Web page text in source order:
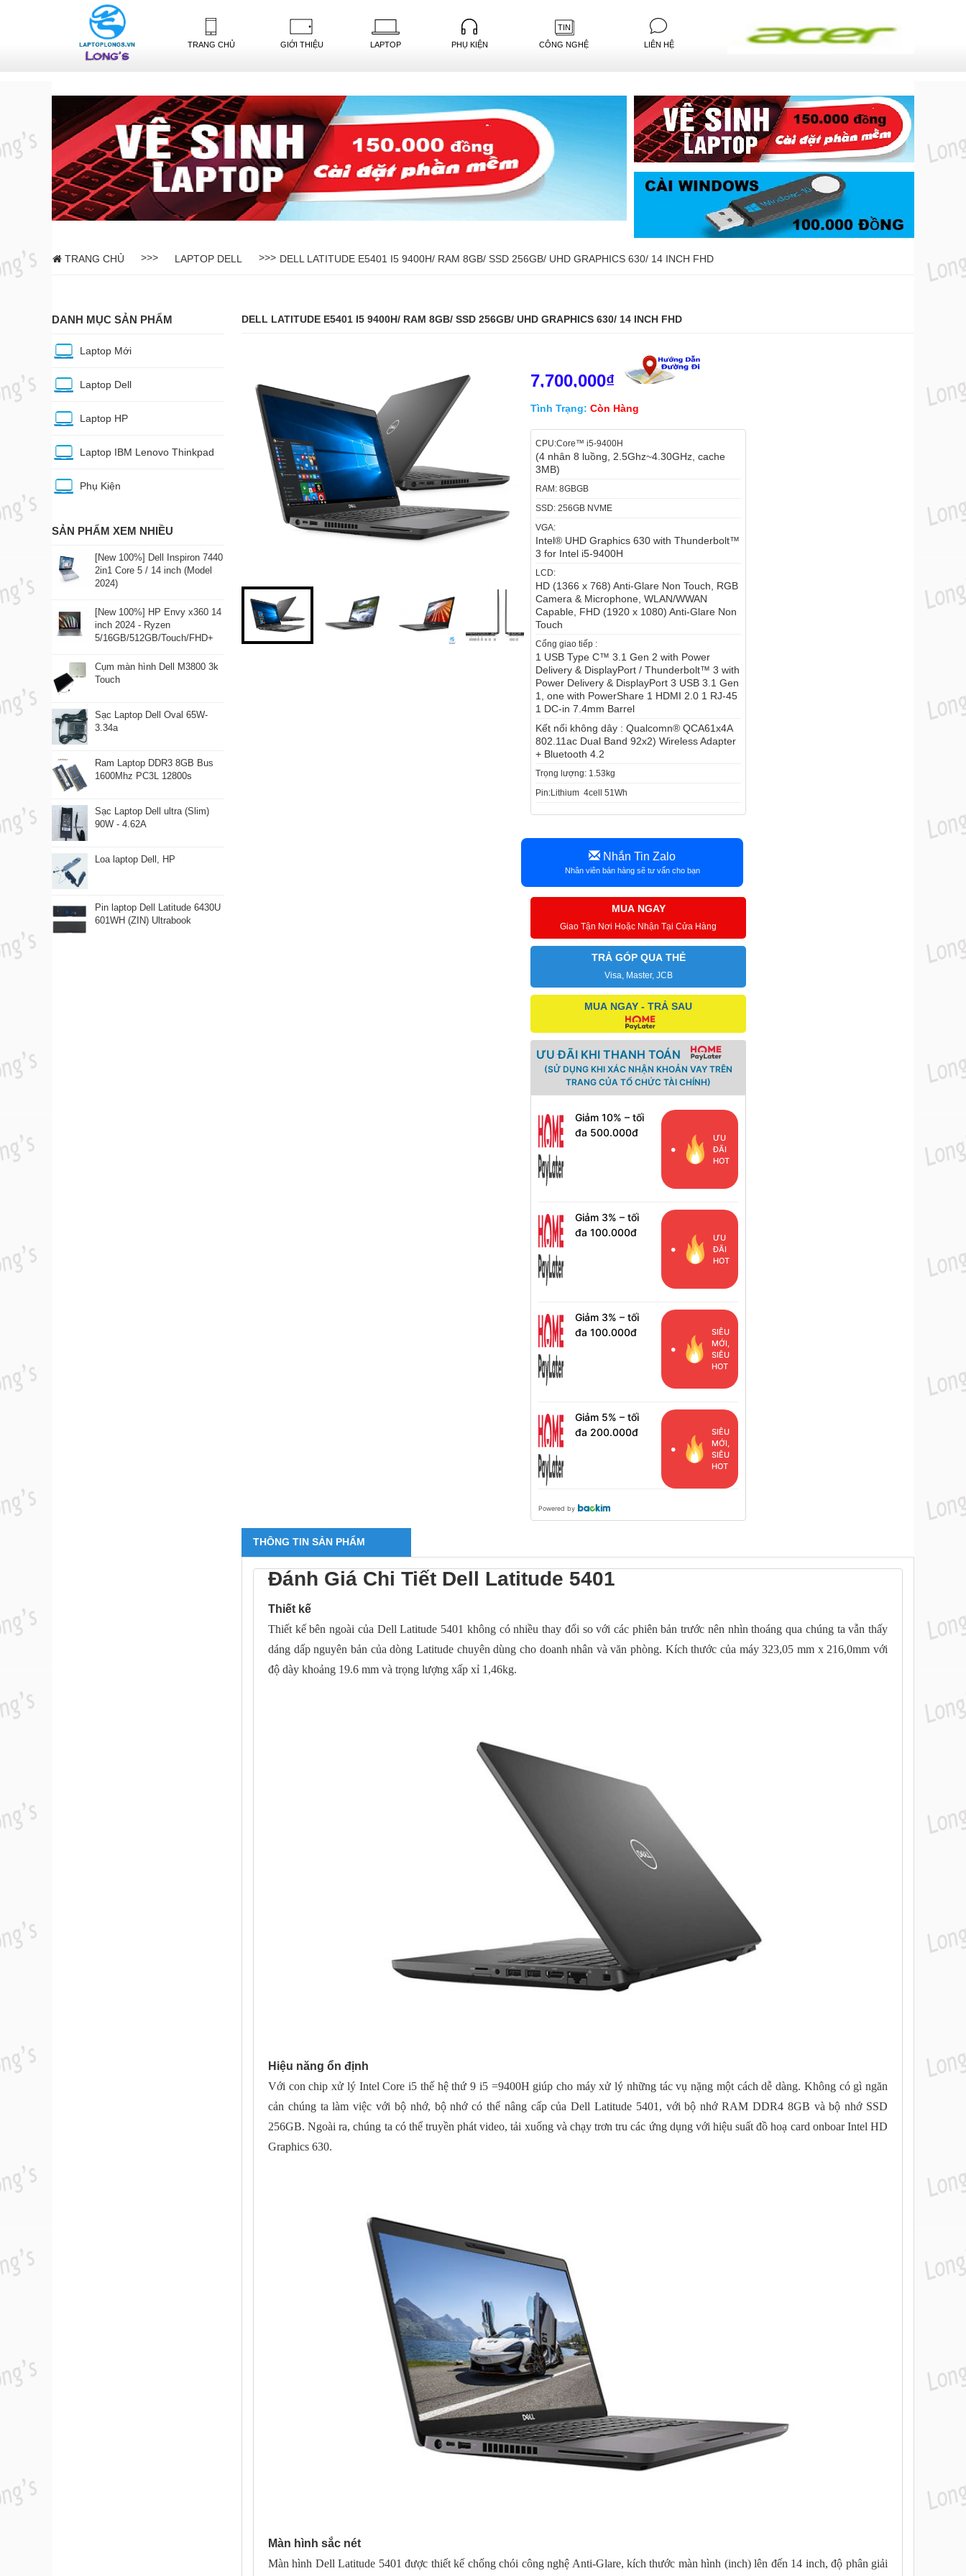
TRANG CHỦ GIỚI THIỆU LAPTOP PHỤ KIỆN
TIN
CÔNG NGHỆ
LIÊN HỆ
TRANG CHỦ >>> LAPTOP DELL >>> DELL LATITUDE E5401 I5 9400H/ RAM 8GB/ SSD 256GB/ UHD GRAPHICS 630/ 14 INCH FHD
DANH MỤC SẢN PHẨM
Laptop Mới
Laptop Dell
Laptop HP
Laptop IBM Lenovo Thinkpad
Phụ Kiện
SẢN PHẨM XEM NHIỀU
[New 100%] Dell Inspiron 7440
2in1 Core 5 / 14 inch (Model
2024)
[New 100%] HP Envy x360 14
inch 2024 - Ryzen
5/16GB/512GB/Touch/FHD+
Cụm màn hình Dell M3800 3k
Touch
Sạc Laptop Dell Oval 65W-
3.34a
Ram Laptop DDR3 8GB Bus
1600Mhz PC3L 12800s
Sạc Laptop Dell ultra (Slim)
90W - 4.62A
Loa laptop Dell, HP
Pin laptop Dell Latitude 6430U
601WH (ZIN) Ultrabook
DELL LATITUDE E5401 I5 9400H/ RAM 8GB/ SSD 256GB/ UHD GRAPHICS 630/ 14 INCH FHD
7,700,000₫
Tình Trạng: Còn Hàng
CPU:Core™ i5-9400H
(4 nhân 8 luồng, 2.5Ghz~4.30GHz, cache
3MB)
RAM: 8GBGB
SSD: 256GB NVME
VGA:
Intel® UHD Graphics 630 with Thunderbolt™
3 for Intel i5-9400H
LCD:
HD (1366 x 768) Anti-Glare Non Touch, RGB
Camera & Microphone, WLAN/WWAN
Capable, FHD (1920 x 1080) Anti-Glare Non
Touch
Cổng giao tiếp :
1 USB Type C™ 3.1 Gen 2 with Power
Delivery & DisplayPort / Thunderbolt™ 3 with
Power Delivery & DisplayPort 3 USB 3.1 Gen
1, one with PowerShare 1 HDMI 2.0 1 RJ-45
1 DC-in 7.4mm Barrel
Kết nối không dây : Qualcomn® QCA61x4A
802.11ac Dual Band 92x2) Wireless Adapter
+ Bluetooth 4.2
Trọng lượng: 1.53kg
Pin:Lithium 4cell 51Wh
Nhắn Tin Zalo
Nhân viên bán hàng sẽ tư vấn cho bạn
MUA NGAY
Giao Tận Nơi Hoặc Nhận Tại Cửa Hàng
TRẢ GÓP QUA THẺ
Visa, Master, JCB
MUA NGAY - TRẢ SAU
ƯU ĐÃI KHI THANH TOÁN
(SỬ DỤNG KHI XÁC NHẬN KHOẢN VAY TRÊN
TRANG CỦA TỔ CHỨC TÀI CHÍNH)
Giảm 10% – tối
đa 500.000đ
ƯU
ĐÃI
HOT
Giảm 3% – tối
đa 100.000đ
ƯU
ĐÃI
HOT
Giảm 3% – tối
đa 100.000đ
SIÊU
MỚI,
SIÊU
HOT
Giảm 5% – tối
đa 200.000đ
phát sinh đơn
hàng HPL
SIÊU
MỚI,
SIÊU
HOT
Powered by
THÔNG TIN SẢN PHẨM
Đánh Giá Chi Tiết Dell Latitude 5401
Thiết kế
Thiết kế bên ngoài của Dell Latitude 5401 không có nhiều thay đổi so với các phiên bản trước nên nhìn thoáng qua chúng ta vẫn thấy
dáng dấp nguyên bản của dòng Latitude chuyên dùng cho doanh nhân và văn phòng. Kích thước của máy 323,05 mm x 216,0mm với
độ dày khoảng 19.6 mm và trọng lượng xấp xỉ 1,46kg.
Hiệu năng ổn định
Với con chip xử lý Intel Core i5 thế hệ thứ 9 i5 =9400H giúp cho máy xử lý những tác vụ nặng một cách dễ dàng. Không có gì ngăn
cản chúng ta làm việc với bộ nhớ, bộ nhớ có thể nâng cấp của Dell Latitude 5401, với bộ nhớ RAM DDR4 8GB và bộ nhớ SSD
256GB. Ngoài ra, chúng ta có thể truyền phát video, tải xuống và chạy trơn tru các ứng dụng với hiệu suất đồ hoạ card onboar Intel HD
Graphics 630.
Màn hình sắc nét
Màn hình Dell Latitude 5401 được thiết kế chống chói công nghệ Anti-Glare, kích thước màn hình (inch) lên đến 14 inch, độ phân giải